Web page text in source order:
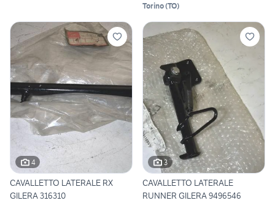
Torino(TO)
4
CAVALLETTO LATERALE RX
GILERA 316310
3
CAVALLETTO LATERALE
RUNNER GILERA 9496546